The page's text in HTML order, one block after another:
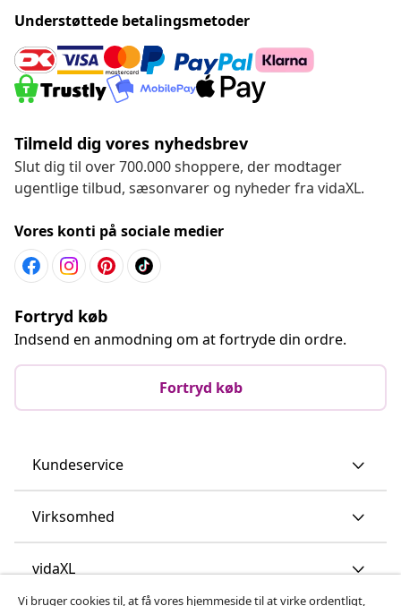
Understøttede betalingsmetoder
Tilmeld dig vores nyhedsbrev
Slut dig til over 700.000 shoppere, der modtager
ugentlige tilbud, sæsonvarer og nyheder fra vidaXL.
Vores konti på sociale medier
Fortryd køb
Indsend en anmodning om at fortryde din ordre.
Fortryd køb
Kundeservice
Virksomhed
vidaXL
Vi bruger cookies til, at få vores hjemmeside til at virke ordentligt,